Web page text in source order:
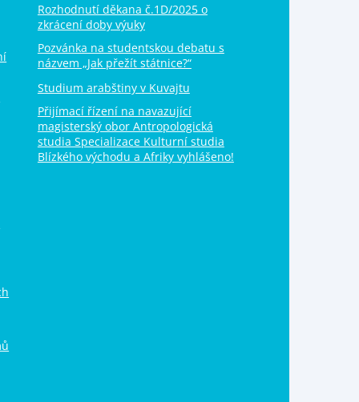
Rozhodnutí děkana č.1D/2025 o
zkrácení doby výuky
Pozvánka na studentskou debatu s
názvem „Jak přežít státnice?“
Studium arabštiny v Kuvajtu
Přijímací řízení na navazující
magisterský obor Antropologická
studia Specializace Kulturní studia
Blízkého východu a Afriky vyhlášeno!